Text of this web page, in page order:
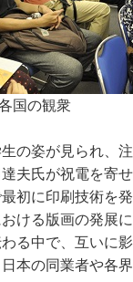
国の観衆
の姿が見られ、
夫氏が祝電を寄
初に印刷技術を
ける版画の発展
る中で、互いに
本の同業者や各